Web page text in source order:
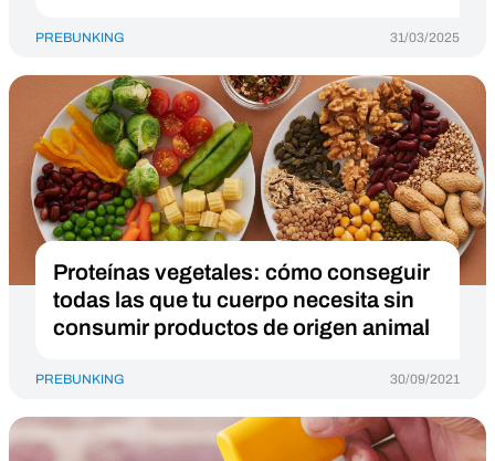
PREBUNKING 31/03/2025
Proteínas vegetales: cómo conseguir
todas las que tu cuerpo necesita sin
consumir productos de origen animal
PREBUNKING 30/09/2021